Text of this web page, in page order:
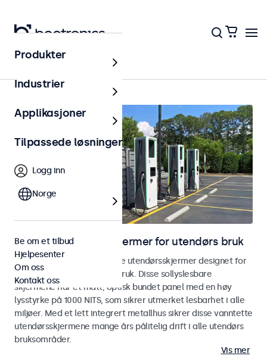
Hjem
Skjermer og touchskjermer for utendørs bruk
Utforsk våre værbestandige utendørsskjermer designet for
industriell og kommersiell bruk. Disse sollyslesbare
skjermene har et matt, optisk bundet panel med en høy
lysstyrke på 1000 NITS, som sikrer utmerket lesbarhet i alle
miljøer. Med et lett integrert metallhus sikrer disse vanntette
utendørsskjermene mange års pålitelig drift i alle utendørs
bruksområder.
Vis mer
Produkter
Industrier
Applikasjoner
Tilpassede løsninger
Logg inn
Norge
Be om et tilbud
Hjelpesenter
Om oss
Kontakt oss